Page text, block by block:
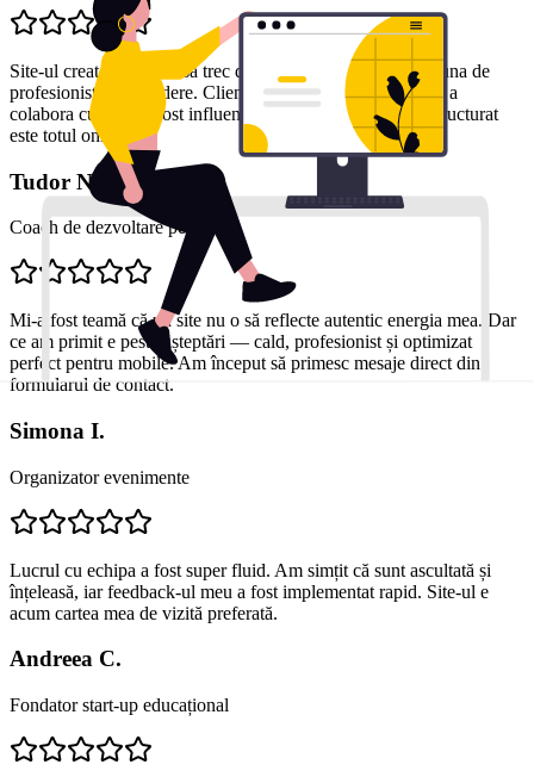
Site-ul creat m-a ajutat să trec de la o imagine generică la una de
profesionist de încredere. Clienții mi-au spus că decizia de a
colabora cu mine a fost influențată de cât de clar și bine structurat
este totul online.
Tudor N.
Coach de dezvoltare personală
Mi-a fost teamă că un site nu o să reflecte autentic energia mea. Dar
ce am primit e peste așteptări — cald, profesionist și optimizat
perfect pentru mobile. Am început să primesc mesaje direct din
formularul de contact.
Simona I.
Organizator evenimente
Lucrul cu echipa a fost super fluid. Am simțit că sunt ascultată și
înțeleasă, iar feedback-ul meu a fost implementat rapid. Site-ul e
acum cartea mea de vizită preferată.
Andreea C.
Fondator start-up educațional